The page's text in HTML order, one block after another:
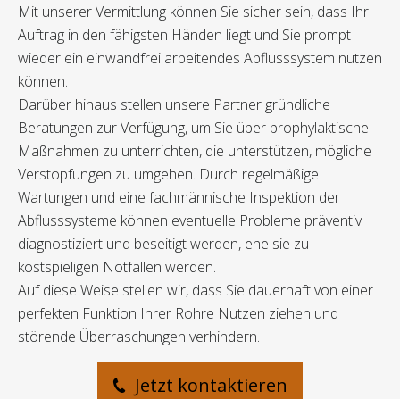
Mit unserer Vermittlung können Sie sicher sein, dass Ihr
Auftrag in den fähigsten Händen liegt und Sie prompt
wieder ein einwandfrei arbeitendes Abflusssystem nutzen
können.
Darüber hinaus stellen unsere Partner gründliche
Beratungen zur Verfügung, um Sie über prophylaktische
Maßnahmen zu unterrichten, die unterstützen, mögliche
Verstopfungen zu umgehen. Durch regelmäßige
Wartungen und eine fachmännische Inspektion der
Abflusssysteme können eventuelle Probleme präventiv
diagnostiziert und beseitigt werden, ehe sie zu
kostspieligen Notfällen werden.
Auf diese Weise stellen wir, dass Sie dauerhaft von einer
perfekten Funktion Ihrer Rohre Nutzen ziehen und
störende Überraschungen verhindern.
Jetzt kontaktieren